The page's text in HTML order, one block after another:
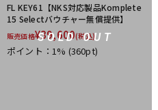
SOLD OUT
FL KEY61【NKS対応製品Komplete
15 Selectバウチャー無償提供】
販売価格¥39,600(税込)
ポイント：1% (360pt)